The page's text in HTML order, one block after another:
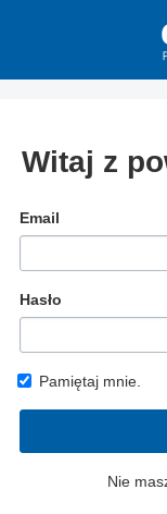
Witaj z
Email
Hasło
Pamiętaj mnie.
Nie